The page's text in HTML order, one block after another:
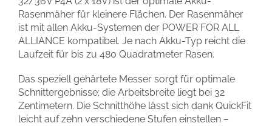
Rasenmäher für kleinere Flächen. Der Rasenmäher
ist mit allen Akku-Systemen der POWER FOR ALL
ALLIANCE kompatibel. Je nach Akku-Typ reicht die
Laufzeit für bis zu 480 Quadratmeter Rasen.
Das speziell gehärtete Messer sorgt für optimale
Schnittergebnisse; die Arbeitsbreite liegt bei 32
Zentimetern. Die Schnitthöhe lässt sich dank QuickFit
leicht auf zehn verschiedene Stufen einstellen –